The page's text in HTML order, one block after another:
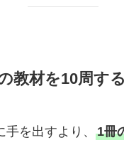
教材を10周す
を出すより、
1冊